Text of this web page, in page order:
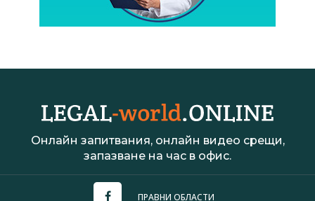
Онлайн запитвания, онлайн видео срещи,
запазване на час в офис.
ПРАВНИ ОБЛАСТИ